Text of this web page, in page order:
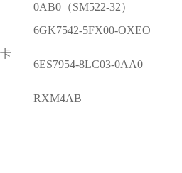
0AB0（SM522-32）
6GK7542-5FX00-OXEO
6ES7954-8LC03-0AA0
RXM4AB